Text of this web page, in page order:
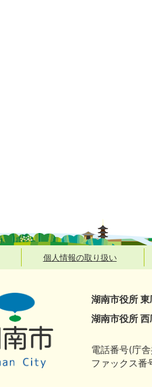
個人情報の取り扱い
湖南市役所 東
湖南市役所 西
電話番号(庁
ファックス